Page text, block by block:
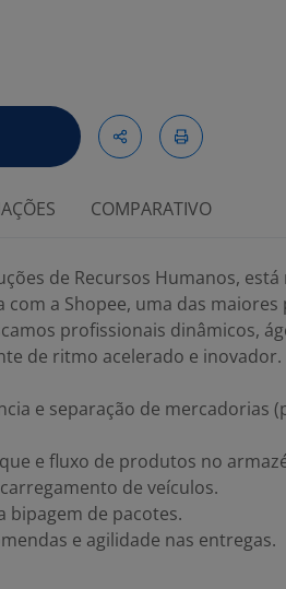
COMPARATIVO
de Recursos Humanos,
a Shopee, uma das maiores
profissionais dinâmicos,
de ritmo acelerado e inovador.
e separação de mercadorias
e fluxo de produtos no
de veículos.
bipagem de pacotes.
e agilidade nas entregas.